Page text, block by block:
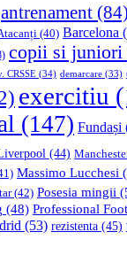
antrenament (84)
(40) Barcelona
copii si juniori
CRSSE (34) demarcare (33)
exercitiu
(147) Fundași
(44)
Massimo Lucchesi
(42) Posesia mingii
(48) Professional
(53) rezistenta (45)